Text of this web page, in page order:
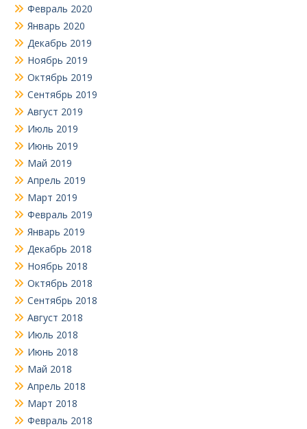
Февраль 2020
Январь 2020
Декабрь 2019
Ноябрь 2019
Октябрь 2019
Сентябрь 2019
Август 2019
Июль 2019
Июнь 2019
Май 2019
Апрель 2019
Март 2019
Февраль 2019
Январь 2019
Декабрь 2018
Ноябрь 2018
Октябрь 2018
Сентябрь 2018
Август 2018
Июль 2018
Июнь 2018
Май 2018
Апрель 2018
Март 2018
Февраль 2018